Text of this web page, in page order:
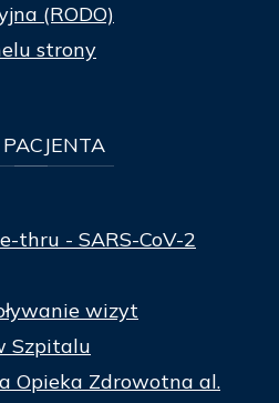
(RODO)
strony
thru - SARS-CoV-2
wizyt
Szpitalu
Opieka Zdrowotna al.